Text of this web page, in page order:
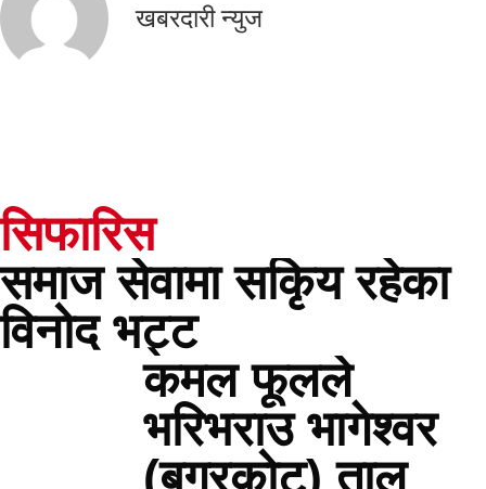
खबरदारी न्युज
सिफारिस
समाज सेवामा सकिृय रहेका
विनोद भट्ट
कमल फूलले
भरिभराउ भागेश्वर
(बगरकोट) ताल